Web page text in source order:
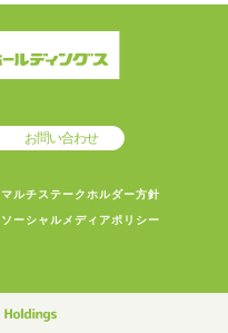
お問い合わせ
マルチステークホルダー方針
ソーシャルメディアポリシー